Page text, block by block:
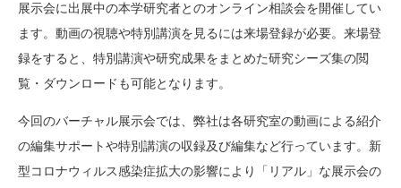
展示会に出展中の本学研究者とのオンライン相談会を開催してい
ます。動画の視聴や特別講演を見るには来場登録が必要。来場登
録をすると、特別講演や研究成果をまとめた研究シーズ集の閲
覧・ダウンロードも可能となります。
今回のバーチャル展示会では、弊社は各研究室の動画による紹介
の編集サポートや特別講演の収録及び編集など行っています。新
型コロナウィルス感染症拡大の影響により「リアル」な展示会の